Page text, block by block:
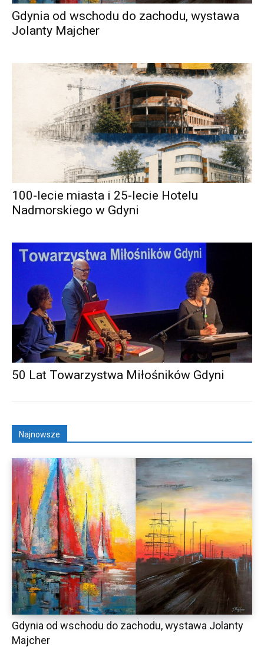
Gdynia od wschodu do zachodu, wystawa
Jolanty Majcher
100-lecie miasta i 25-lecie Hotelu
Nadmorskiego w Gdyni
50 Lat Towarzystwa Miłośników Gdyni
Najnowsze
Gdynia od wschodu do zachodu, wystawa Jolanty
Majcher